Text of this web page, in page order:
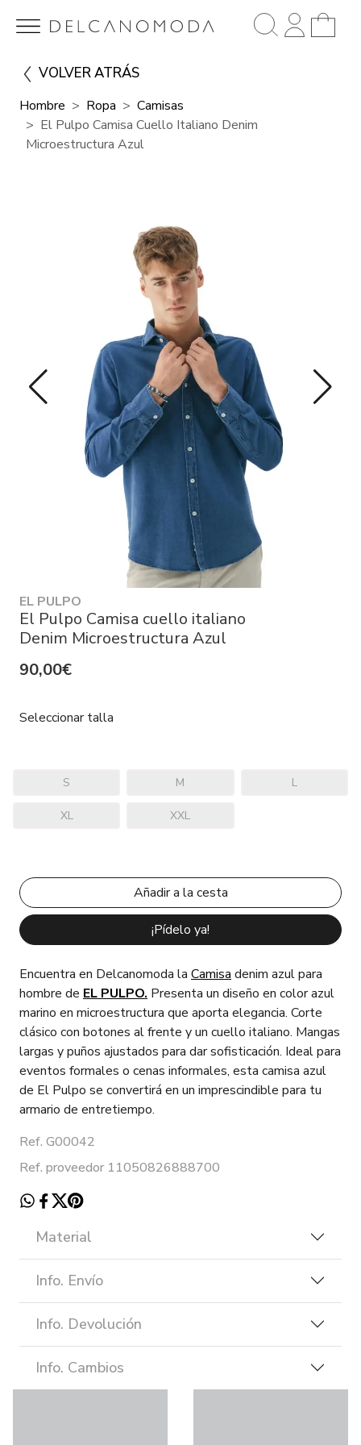
VOLVER ATRÁS
Hombre Ropa
Camisas
El Pulpo Camisa Cuello Italiano Denim
Microestructura Azul
EL PULPO
El Pulpo Camisa cuello italiano
Denim Microestructura Azul
90,00€
Seleccionar talla
S M L
XL XXL
¡Pídelo ya!
Encuentra en Delcanomoda la Camisa denim azul para
hombre de EL PULPO. Presenta un diseño en color azul
marino en microestructura que aporta elegancia. Corte
clásico con botones al frente y un cuello italiano. Mangas
largas y puños ajustados para dar sofisticación. Ideal para
eventos formales o cenas informales, esta camisa azul
de El Pulpo se convertirá en un imprescindible para tu
armario de entretiempo.
Ref. G00042
Ref. proveedor 11050826888700
Material
Info. Envío
Info. Devolución
Info. Cambios